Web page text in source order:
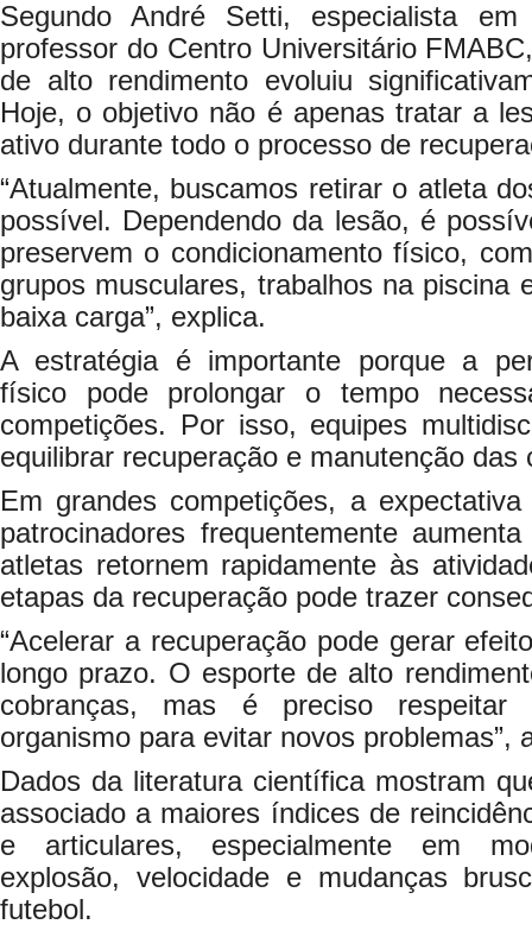
Segundo André Setti, especialista
professor do Centro Universitário
de alto rendimento evoluiu
Hoje, o objetivo não é apenas tratar a
ativo durante todo o processo de
“Atualmente, buscamos retirar o atleta
possível. Dependendo da lesão, é
preservem o condicionamento físico,
grupos musculares, trabalhos na piscina
baixa carga”, explica.
A estratégia é importante porque a
físico pode prolongar o tempo
competições. Por isso, equipes
equilibrar recuperação e manutenção
Em grandes competições, a
patrocinadores frequentemente
atletas retornem rapidamente às
etapas da recuperação pode trazer
“Acelerar a recuperação pode gerar
longo prazo. O esporte de alto
cobranças, mas é preciso
organismo para evitar novos problemas”,
Dados da literatura científica mostram
associado a maiores índices de
e articulares, especialmente em
explosão, velocidade e mudanças
futebol.